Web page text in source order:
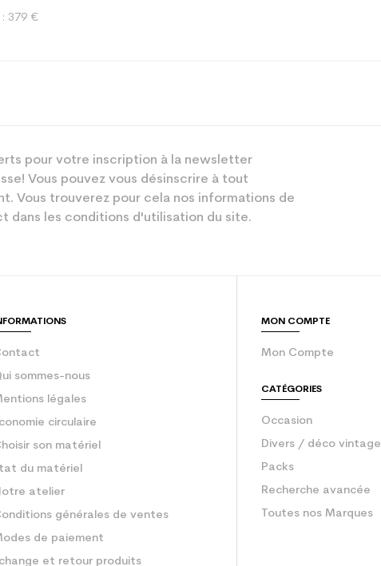
: 379 €
pour votre inscription à la newsletter
Vous pouvez vous désinscrire à tout
Vous trouverez pour cela nos informations de
dans les conditions d'utilisation du site.
sommes-nous
légales
circulaire
son matériel
du matériel
atelier
générales de ventes
de paiement
et retour produits
MON COMPTE
Mon Compte
CATÉGORIES
Occasion
Divers / déco vintage
Packs
Recherche avancée
Toutes nos Marques